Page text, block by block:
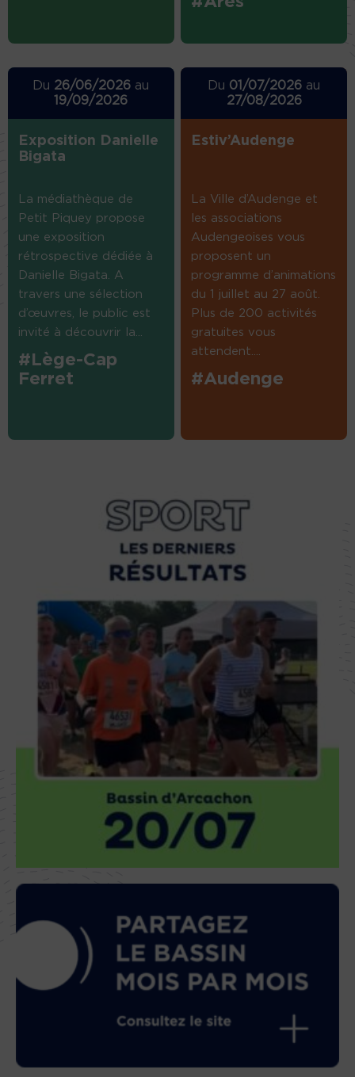
Du 26/06/2026 au
19/09/2026
Exposition Danielle
Bigata
La médiathèque de
Petit Piquey propose
une exposition
rétrospective dédiée à
Danielle Bigata. A
travers une sélection
d’œuvres, le public est
invité à découvrir la...
#Lège-Cap
Ferret
Du 01/07/2026 au
27/08/2026
Estiv’Audenge
La Ville d’Audenge et
les associations
Audengeoises vous
proposent un
programme d’animations
du 1 juillet au 27 août.
Plus de 200 activités
gratuites vous
attendent....
#Audenge